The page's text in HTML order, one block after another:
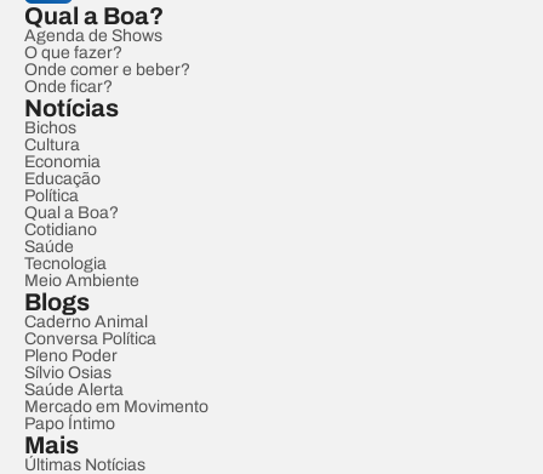
Qual a Boa?
Agenda de Shows
O que fazer?
Onde comer e beber?
Onde ficar?
Notícias
Bichos
Cultura
Economia
Educação
Política
Qual a Boa?
Cotidiano
Saúde
Tecnologia
Meio Ambiente
Blogs
Caderno Animal
Conversa Política
Pleno Poder
Sílvio Osias
Saúde Alerta
Mercado em Movimento
Papo Íntimo
Mais
Últimas Notícias